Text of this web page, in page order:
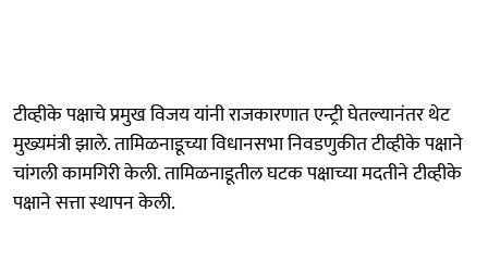
टीव्हीके पक्षाचे प्रमुख विजय यांनी राजकारणात एन्ट्री घेतल्यानंतर थेट
मुख्यमंत्री झाले. तामिळनाडूच्या विधानसभा निवडणुकीत टीव्हीके पक्षाने
चांगली कामगिरी केली. तामिळनाडूतील घटक पक्षाच्या मदतीने टीव्हीके
पक्षाने सत्ता स्थापन केली.